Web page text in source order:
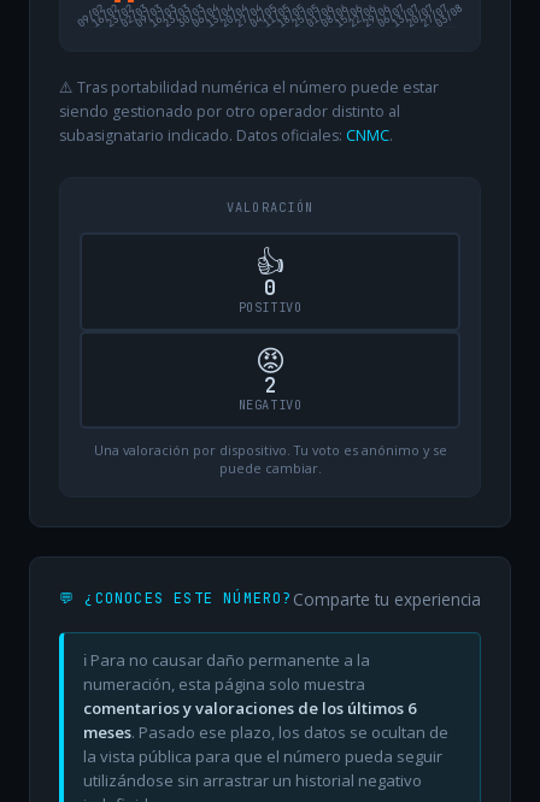
09/02
16/0223/0202/0309/0316/0323/0330/0306/0413/0420/0427/0404/0511/0518/0525/0501/0608/0615/0622/0629/0606/0713/0720/0727/07
03/08
⚠️ Tras portabilidad numérica el número puede estar
siendo gestionado por otro operador distinto al
subasignatario indicado. Datos oficiales: CNMC.
VALORACIÓN
👍
0
POSITIVO
😡
2
NEGATIVO
Una valoración por dispositivo. Tu voto es anónimo y se
puede cambiar.
💬 ¿CONOCES ESTE NÚMERO? Comparte tu experiencia
ℹ️ Para no causar daño permanente a la
numeración, esta página solo muestra
comentarios y valoraciones de los últimos 6
meses. Pasado ese plazo, los datos se ocultan de
la vista pública para que el número pueda seguir
utilizándose sin arrastrar un historial negativo